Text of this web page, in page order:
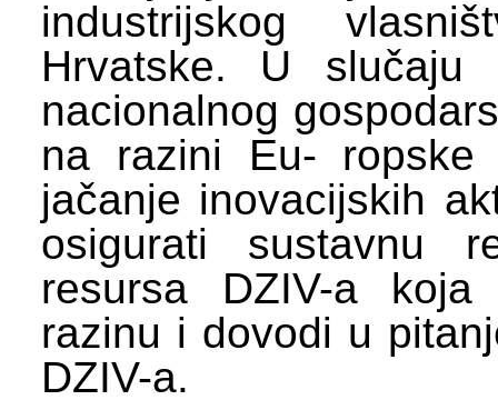
industrijskog
Hrvatske. U slučaju
nacionalnog
na razini Eu-
jačanje inovacijskih
osigurati sustavnu
resursa DZIV-a
razinu i dovodi u
DZIV-a.